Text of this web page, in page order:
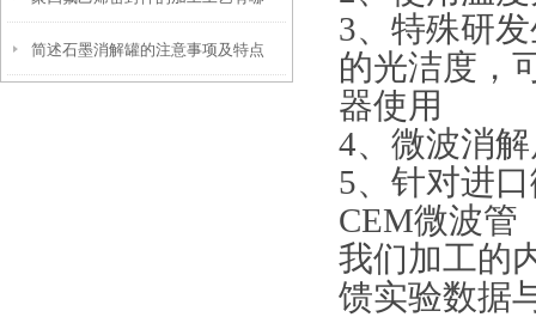
些？
简述石墨消解罐的注意事项及特点
3、特殊研
的光洁度，
器使用
4、微波消
5、针对进
CEM微波管
我们加工的
馈实验数据